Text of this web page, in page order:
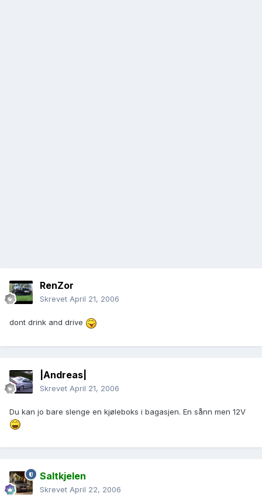
RenZor
Skrevet April 21, 2006
dont drink and drive
|Andreas|
Skrevet April 21, 2006
Du kan jo bare slenge en kjøleboks i bagasjen. En sånn men 12V
Saltkjelen
Skrevet April 22, 2006